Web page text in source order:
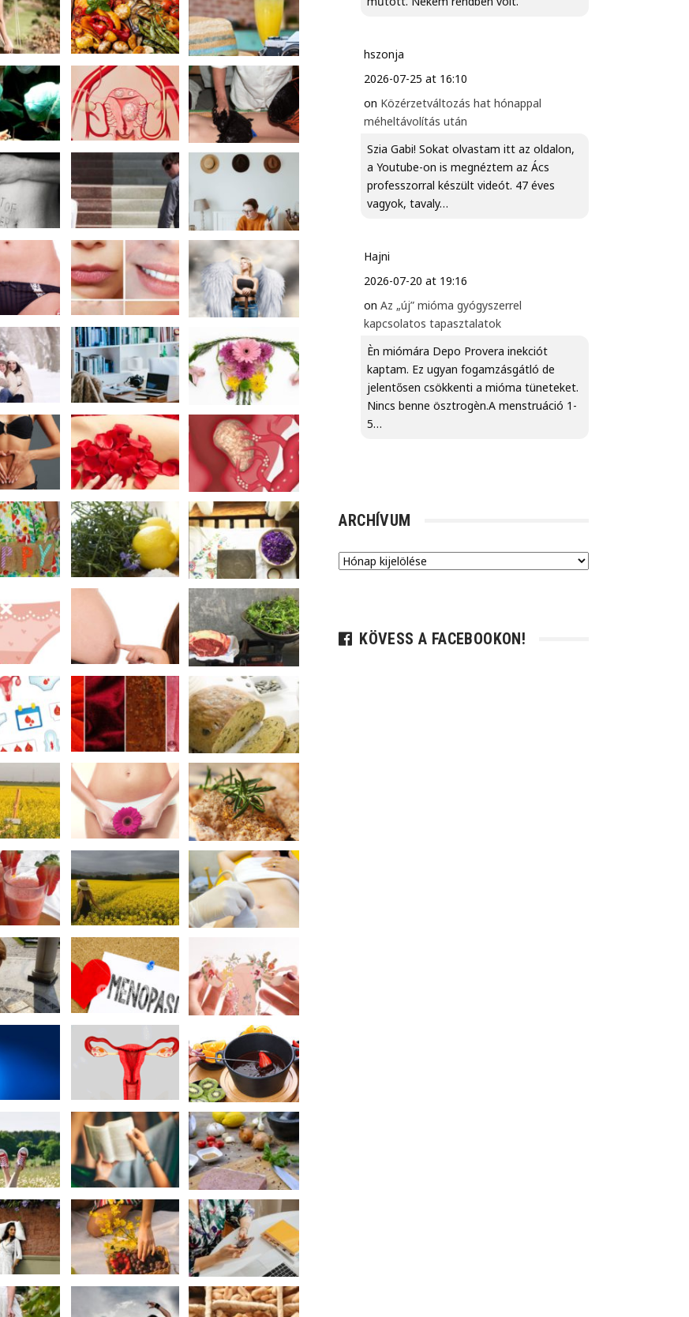
hszonja
2026-07-25 at 16:10
on Közérzetváltozás hat hónappal
méheltávolítás után
Szia Gabi! Sokat olvastam itt az oldalon,
a Youtube-on is megnéztem az Ács
professzorral készült videót. 47 éves
vagyok, tavaly…
Hajni
2026-07-20 at 19:16
onAz „új” mióma gyógyszerrel
kapcsolatos tapasztalatok
Èn miómára Depo Provera inekciót
kaptam. Ez ugyan fogamzásgátló de
jelentősen csökkenti a mióma tüneteket.
Nincs benne ösztrogèn.A menstruáció 1-
5…
ARCHÍVUM
Archívum
KÖVESS A FACEBOOKON!